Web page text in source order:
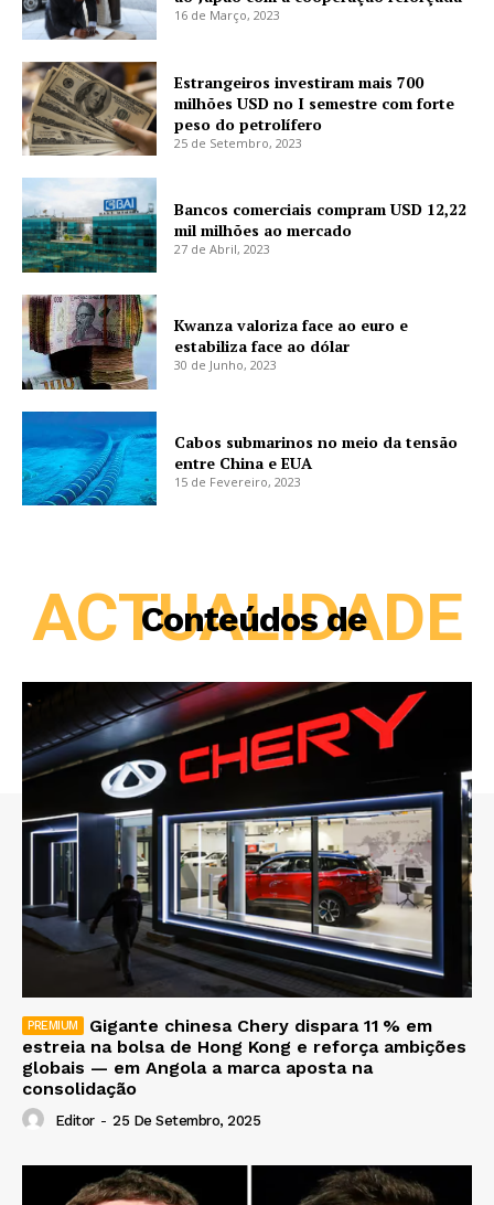
16 de Março, 2023
Estrangeiros investiram mais 700
milhões USD no I semestre com forte
peso do petrolífero
25 de Setembro, 2023
Bancos comerciais compram USD 12,22
mil milhões ao mercado
27 de Abril, 2023
Kwanza valoriza face ao euro e
estabiliza face ao dólar
30 de Junho, 2023
Cabos submarinos no meio da tensão
entre China e EUA
15 de Fevereiro, 2023
Conteúdos de
ACTUALIDADE
Gigante chinesa Chery dispara 11 % em
estreia na bolsa de Hong Kong e reforça ambições
globais — em Angola a marca aposta na
consolidação
Editor - 25 De Setembro, 2025